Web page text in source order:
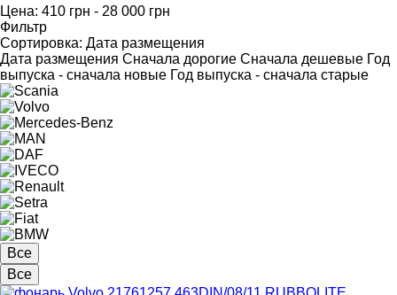
Цена: 410 грн - 28 000 грн
Фильтр
Сортировка: Дата размещения
Дата размещения Сначала дорогие Сначала дешевые Год
выпуска - сначала новые Год выпуска - сначала старые
Все
Все